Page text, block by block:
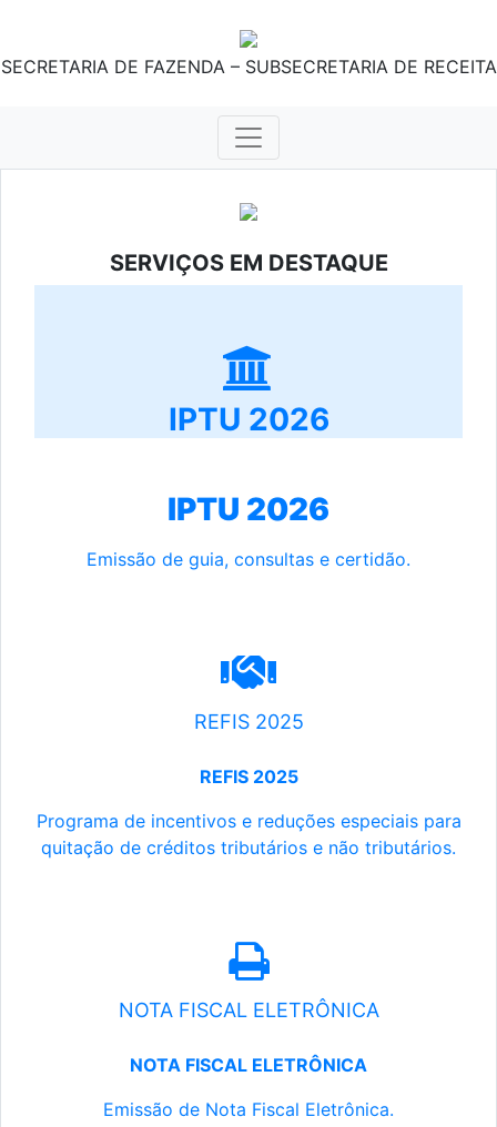
SECRETARIA DE FAZENDA – SUBSECRETARIA DE RECEITA
SERVIÇOS EM DESTAQUE
IPTU 2026
IPTU 2026
Emissão de guia, consultas e certidão.
REFIS 2025
REFIS 2025
Programa de incentivos e reduções especiais para
quitação de créditos tributários e não tributários.
NOTA FISCAL ELETRÔNICA
NOTA FISCAL ELETRÔNICA
Emissão de Nota Fiscal Eletrônica.